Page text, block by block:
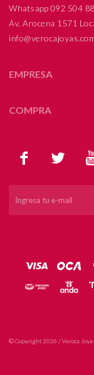
 
Whatsapp 092 504
Av. Arocena 1571
EMPRESA
COMPRA
© Copyright 2026 / Veroca